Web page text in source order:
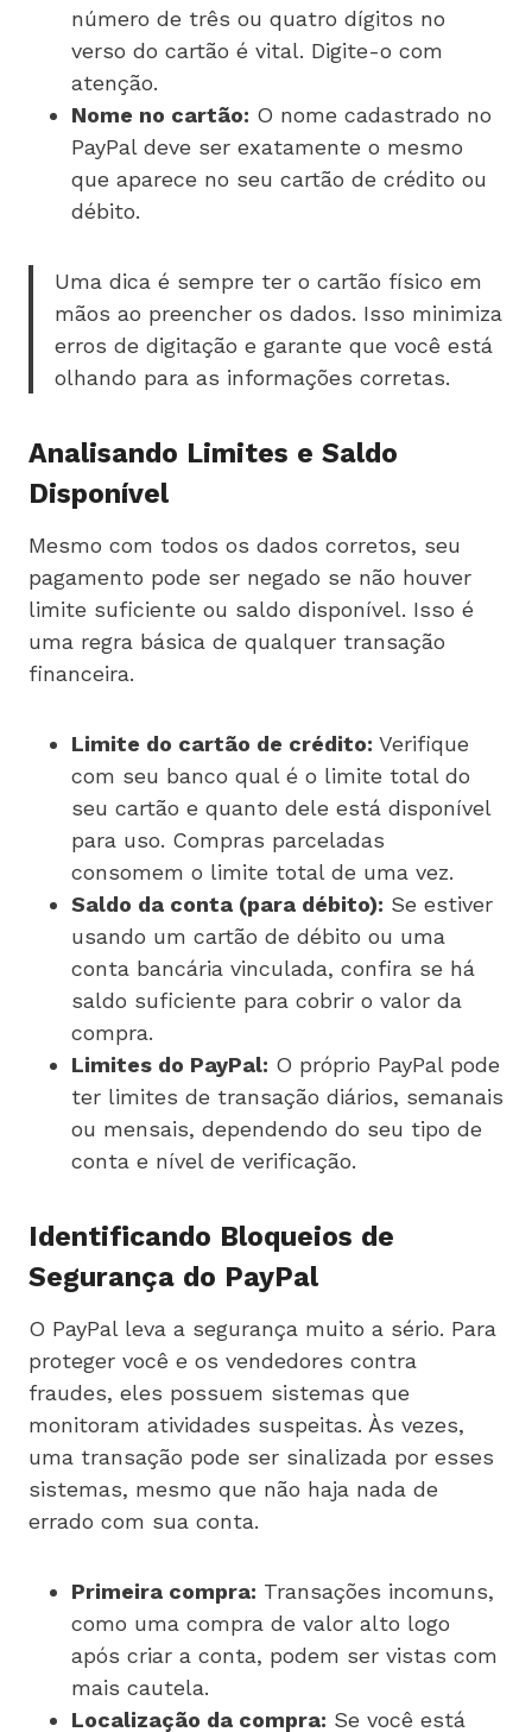
número de três ou quatro dígitos no
verso do cartão é vital. Digite-o com
atenção.
Nome no cartão: O nome cadastrado no
PayPal deve ser exatamente o mesmo
que aparece no seu cartão de crédito ou
débito.
Uma dica é sempre ter o cartão físico em
mãos ao preencher os dados. Isso minimiza
erros de digitação e garante que você está
olhando para as informações corretas.
Analisando Limites e Saldo
Disponível
Mesmo com todos os dados corretos, seu
pagamento pode ser negado se não houver
limite suficiente ou saldo disponível. Isso é
uma regra básica de qualquer transação
financeira.
Limite do cartão de crédito: Verifique
com seu banco qual é o limite total do
seu cartão e quanto dele está disponível
para uso. Compras parceladas
consomem o limite total de uma vez.
Saldo da conta (para débito): Se estiver
usando um cartão de débito ou uma
conta bancária vinculada, confira se há
saldo suficiente para cobrir o valor da
compra.
Limites do PayPal: O próprio PayPal pode
ter limites de transação diários, semanais
ou mensais, dependendo do seu tipo de
conta e nível de verificação.
Identificando Bloqueios de
Segurança do PayPal
O PayPal leva a segurança muito a sério. Para
proteger você e os vendedores contra
fraudes, eles possuem sistemas que
monitoram atividades suspeitas. Às vezes,
uma transação pode ser sinalizada por esses
sistemas, mesmo que não haja nada de
errado com sua conta.
Primeira compra: Transações incomuns,
como uma compra de valor alto logo
após criar a conta, podem ser vistas com
mais cautela.
Localização da compra: Se você está